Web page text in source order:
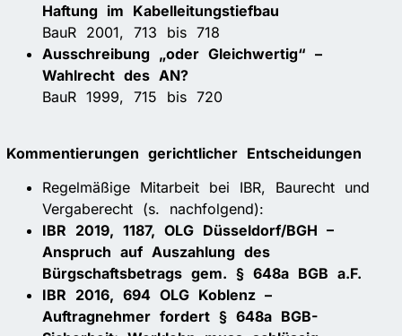
Haftung im Kabelleitungstiefbau
BauR 2001, 713 bis 718
Ausschreibung „oder Gleichwertig“ –
Wahlrecht des AN?
BauR 1999, 715 bis 720
Kommentierungen gerichtlicher Entscheidungen
Regelmäßige Mitarbeit bei IBR, Baurecht und
Vergaberecht (s. nachfolgend):
IBR 2019, 1187, OLG Düsseldorf/BGH –
Anspruch auf Auszahlung des
Bürgschaftsbetrags gem. § 648a BGB a.F.
IBR 2016, 694 OLG Koblenz –
Auftragnehmer fordert § 648a BGB-